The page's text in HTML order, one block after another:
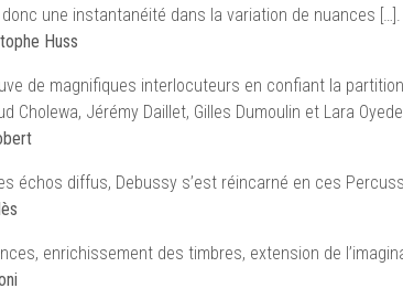
une instantanéité dans la variation de nuances […].
Huss
de magnifiques interlocuteurs en confiant la
Cholewa, Jérémy Daillet, Gilles Dumoulin et Lara
échos diffus, Debussy s’est réincarné en ces
enrichissement des timbres, extension de